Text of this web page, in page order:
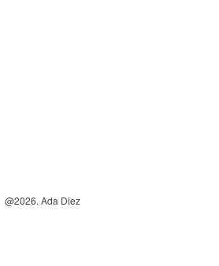
@2026. Ada Diez